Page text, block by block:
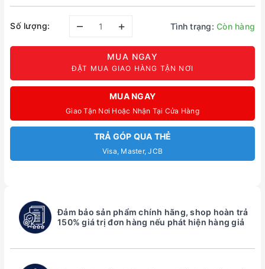
Số lượng: – + Tình trạng: Còn hàng
MUA NGAY
ĐẶT MUA GIAO HÀNG TẬN NƠI
MUA NGAY
Giao Tận Nơi Hoặc Nhận Tại Cửa Hàng
TRẢ GÓP QUA THẺ
Visa, Master, JCB
Đảm bảo sản phẩm chính hãng, shop hoàn trả
150% giá trị đơn hàng nếu phát hiện hàng giả